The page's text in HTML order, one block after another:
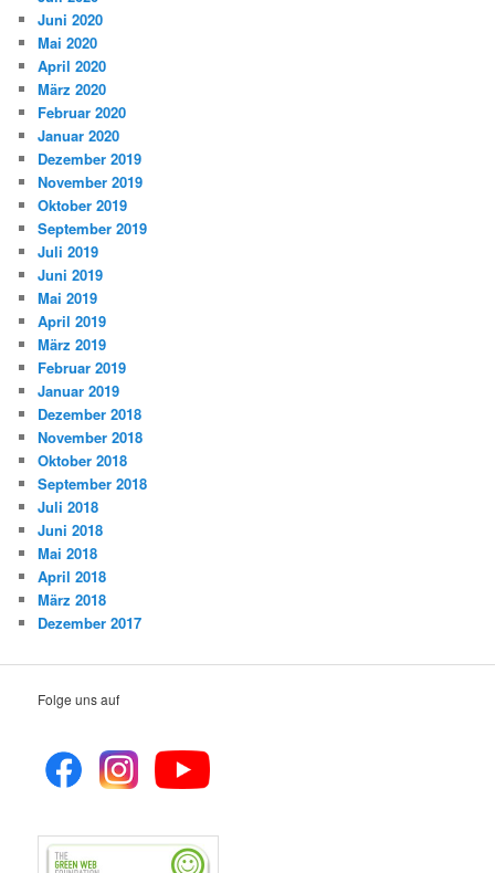
Juni 2020
Mai 2020
April 2020
März 2020
Februar 2020
Januar 2020
Dezember 2019
November 2019
Oktober 2019
September 2019
Juli 2019
Juni 2019
Mai 2019
April 2019
März 2019
Februar 2019
Januar 2019
Dezember 2018
November 2018
Oktober 2018
September 2018
Juli 2018
Juni 2018
Mai 2018
April 2018
März 2018
Dezember 2017
Folge uns auf